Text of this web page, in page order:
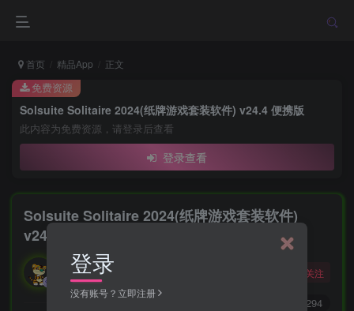
首页 精品App 正文
Solsuite Solitaire 2024(纸牌游戏套装软件) v24.4 便携版
此内容为免费资源，请登录后查看
登录查看
免费资源
Solsuite Solitaire 2024(纸牌游戏套装软件)
v24.4 便携版
勇敢的大野狼
酒醒只在花前坐，酒醉还来花下眠。
关注
2294
登录
没有账号？立即注册